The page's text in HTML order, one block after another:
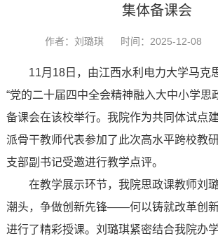
集体备课会
作者：刘璐琪 时间：2025-12-08
11月18日，由江西水利电力大学马克
“党的二十届四中全会精神融入大中小学思
备课会在该校举行。我院作为共同体试点
派骨干教师代表参加了此次高水平跨校教
支部副书记受邀进行教学点评。
在教学展示环节，我院思政课教师刘
潮头，争做创新先锋——何以铸就改革创
进行了精彩授课。刘璐琪紧密结合我院办